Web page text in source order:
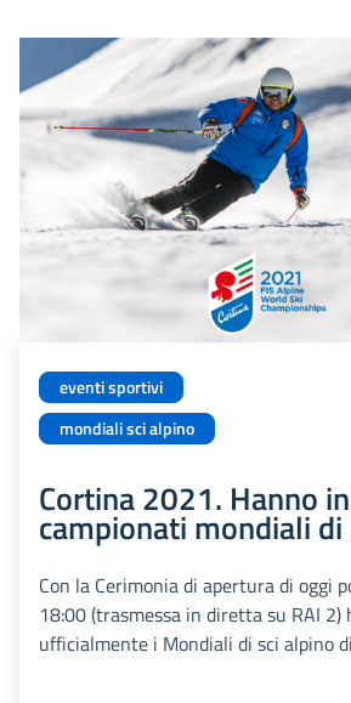
eventi sportivi
mondiali sci alpino
Cortina 2021. Hanno
campionati mondiali
Con la Cerimonia di apertura di oggi
18:00 (trasmessa in diretta su RAI 2)
ufficialmente i Mondiali di sci alpino